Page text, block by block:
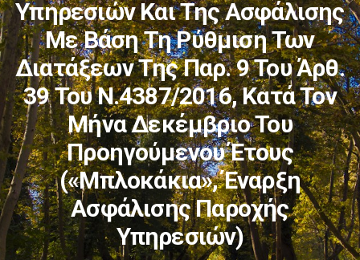
Υπηρεσιών Και Της Ασφάλισης
Με Βάση Τη Ρύθμιση Των
Διατάξεων Της Παρ. 9 Του Άρθ.
39 Του Ν.4387/2016, Κατά Τον
Μήνα Δεκέμβριο Του
Προηγούμενου Έτους
(«μπλοκάκια», Έναρξη
Ασφάλισης Παροχής
Υπηρεσιών)